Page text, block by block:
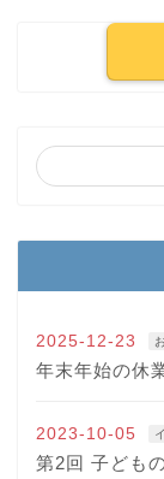
2025-12-23
年末年始の休
2023-10-05
第2回 子ども